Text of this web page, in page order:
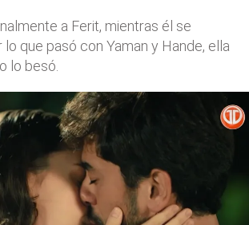
a Ferit, mientras él se
que pasó con Yaman y Hande, ella
lo besó.